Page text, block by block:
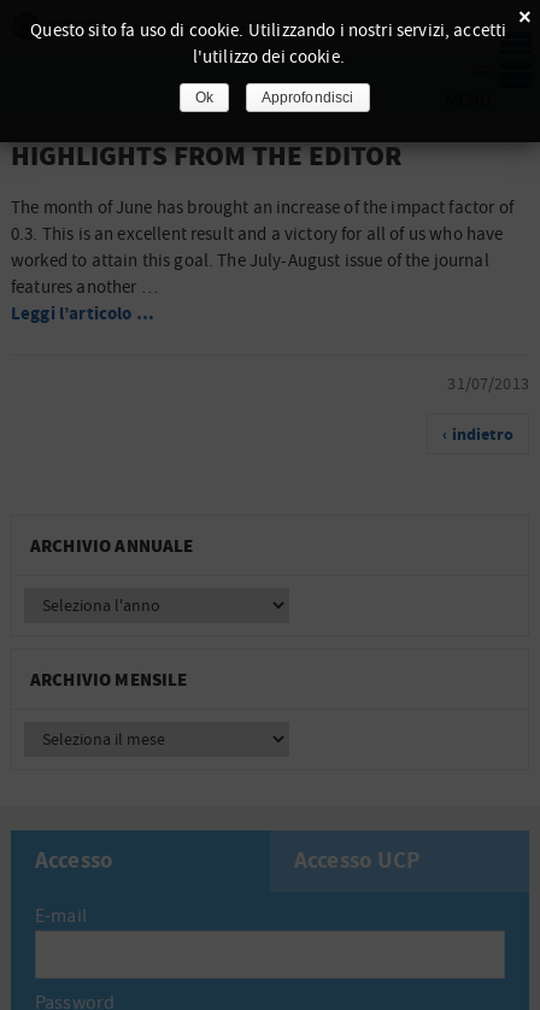
HIGHLIGHTS FROM THE EDITOR
The month of June has brought an increase of the impact factor of
0.3. This is an excellent result and a victory for all of us who have
worked to attain this goal.The July-August issue of the journal
features another …
Leggi l’articolo …
31/07/2013
‹ indietro
ARCHIVIO ANNUALE
ARCHIVIO MENSILE
Accesso Accesso UCP
E-mail
Password
×
Questo sito fa uso di cookie. Utilizzando i nostri servizi, accetti
l'utilizzo dei cookie.
Ok Approfondisci